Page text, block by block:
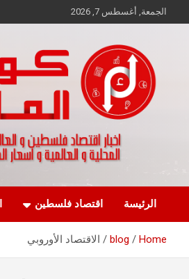
to
الجمعة, أغسطس 7, 2026
كواليس المال
الرئيسة اقتصاد فلسطين
Home
blog الاقتصاد الأوروبي